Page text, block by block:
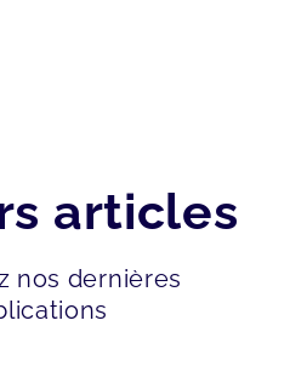
articles
nos dernières